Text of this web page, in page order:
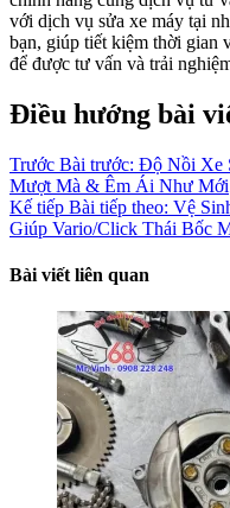
với dịch vụ sửa xe máy tại
bạn, giúp tiết kiệm thời gian
để được tư vấn và trải
Điều hướng bài
Trước Bài trước: Độ Nồi Xe
Mượt Mà & Êm Ái Như Mới
Kế tiếp Bài tiếp theo: Vệ
Giúp Vario/Click Thái Bốc
Bài viết liên quan